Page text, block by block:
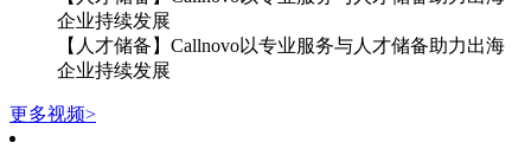
企业持续发展
【人才储备】Callnovo以专业服务与人才储备助力出海
企业持续发展
更多视频>